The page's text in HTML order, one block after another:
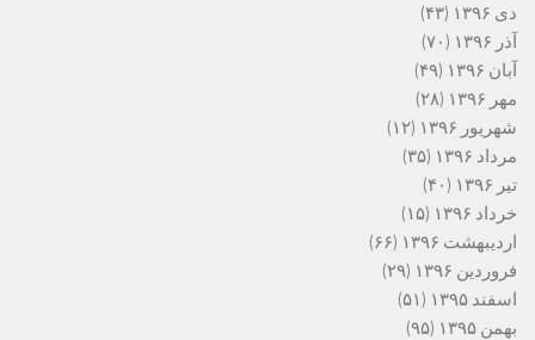
دی ۱۳۹۶
(۴۳)
آذر ۱۳۹۶
(۷۰)
آبان ۱۳۹۶
(۴۹)
مهر ۱۳۹۶
(۲۸)
شهریور ۱۳۹۶
(۱۲)
مرداد ۱۳۹۶
(۳۵)
تیر ۱۳۹۶
(۴۰)
خرداد ۱۳۹۶
(۱۵)
اردیبهشت ۱۳۹۶
(۶۶)
فروردین ۱۳۹۶
(۲۹)
اسفند ۱۳۹۵
(۵۱)
بهمن ۱۳۹۵
(۹۵)